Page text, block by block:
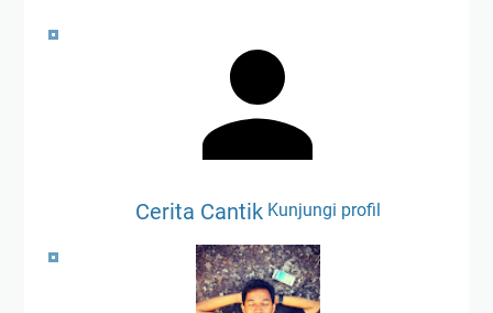
Cerita CantikKunjungi profil